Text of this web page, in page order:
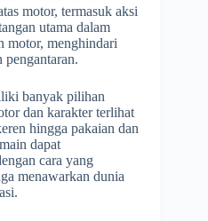
motor, termasuk aksi
utama dalam
motor, menghindari
pengantaran.
banyak pilihan
dan karakter terlihat
hingga pakaian dan
dapat
cara yang
menawarkan dunia